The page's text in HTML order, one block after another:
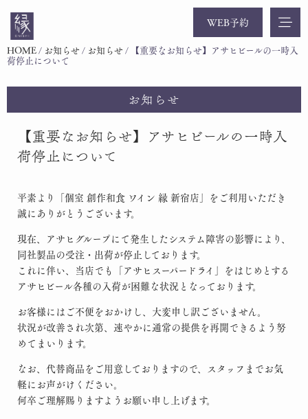
WEB予約
HOME/ お知らせ/ お知らせ/ 【重要なお知らせ】アサヒビールの一時入
荷停止について
お知らせ
【重要なお知らせ】アサヒビールの一時入
荷停止について
平素より「個室 創作和食 ワイン 縁 新宿店」をご利用いただき
誠にありがとうございます。
現在、アサヒグループにて発生したシステム障害の影響により、
同社製品の受注・出荷が停止しております。
これに伴い、当店でも「アサヒスーパードライ」をはじめとする
アサヒビール各種の入荷が困難な状況となっております。
お客様にはご不便をおかけし、大変申し訳ございません。
状況が改善され次第、速やかに通常の提供を再開できるよう努
めてまいります。
なお、代替商品をご用意しておりますので、スタッフまでお気
軽にお声がけください。
何卒ご理解賜りますようお願い申し上げます。